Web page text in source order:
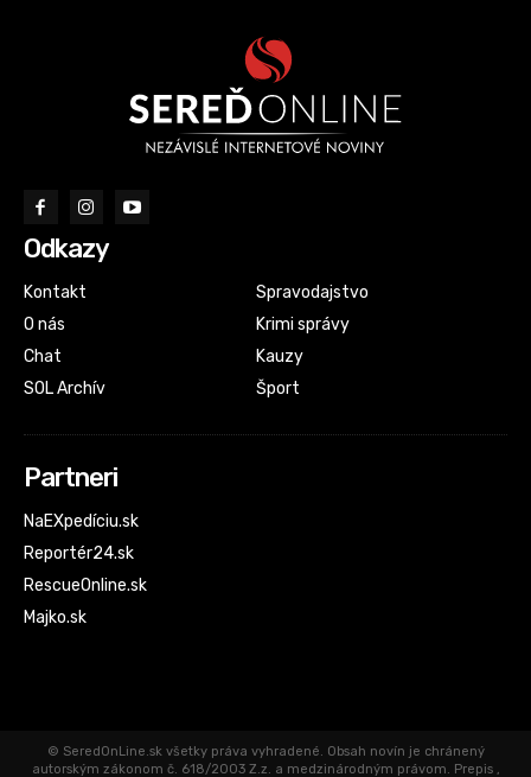
Odkazy
Kontakt
O nás
Chat
SOL Archív
Spravodajstvo
Krimi správy
Kauzy
Šport
Partneri
NaEXpedíciu.sk
Reportér24.sk
RescueOnline.sk
Majko.sk
© SeredOnLine.sk všetky práva vyhradené. Obsah novín je chránený
autorským zákonom č. 618/2003 Z.z. a medzinárodným právom. Prepis ,